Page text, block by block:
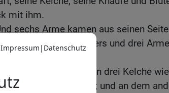
mit ihm.
sechs Arme kamen aus seinen
einer Seite des Leuchters und drei
An dem einen Arm waren drei Kelche
Knauf und eine Blüte; und an dem